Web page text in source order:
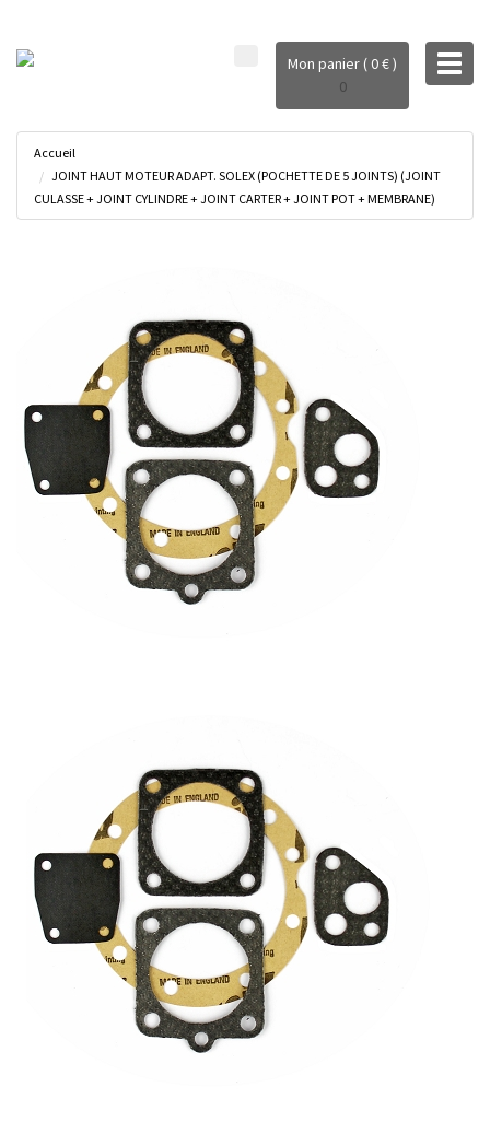
Mon panier ( 0 € )
0
Accueil
JOINT HAUT MOTEUR ADAPT. SOLEX (POCHETTE DE 5 JOINTS) (JOINT
CULASSE + JOINT CYLINDRE + JOINT CARTER + JOINT POT + MEMBRANE)